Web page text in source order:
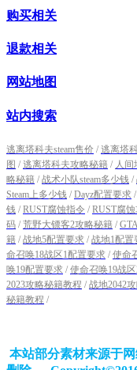
购买相关
退款相关
网站地图
站内搜索
逃离塔科夫steam售价 / 逃离塔
图 / 逃离塔科夫攻略秘籍 / 人间
略秘籍 / 战术小队steam多少钱 /
Steam上多少钱 / Dayz配置要求 /
钱 / RUST腐蚀指令 / RUST腐
码 / 荒野大镖客2攻略秘籍 /
籍 / 战地5配置要求 / 战地1配置
命召唤18战区1配置要求 / 使命
唤19配置要求 / 使命召唤19战
2023攻略秘籍教程 / 战地2042
秘籍教程
本站部分素材来源于